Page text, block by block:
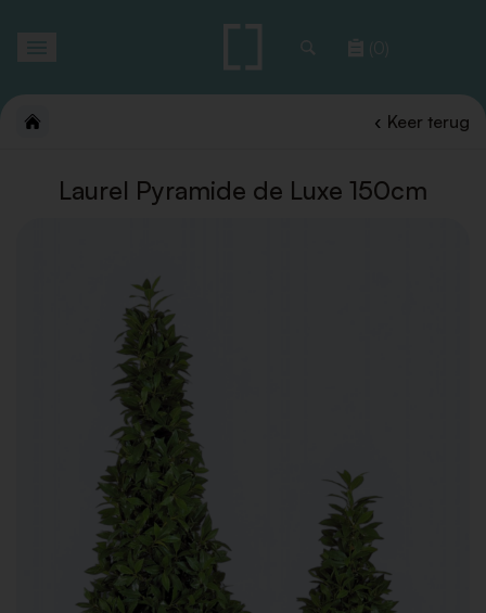
(0)
Keer terug
Laurel Pyramide de Luxe 150cm